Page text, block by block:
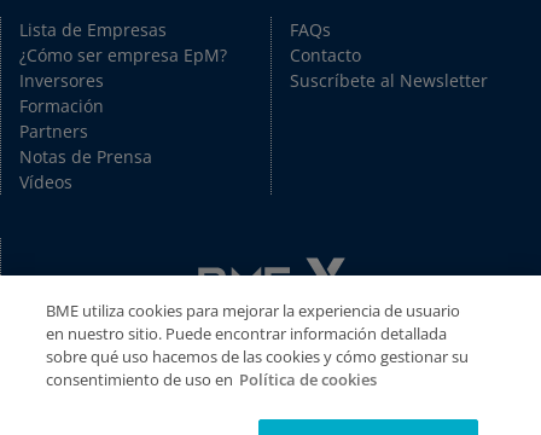
Lista de Empresas
¿Cómo ser empresa EpM?
Inversores
Formación
Partners
Notas de Prensa
Vídeos
FAQs
Contacto
Suscríbete al Newsletter
Política de Privacidad Política de cookies
BME utiliza cookies para mejorar la experiencia de usuario
en nuestro sitio. Puede encontrar información detallada
sobre qué uso hacemos de las cookies y cómo gestionar su
consentimiento de uso en Política de cookies